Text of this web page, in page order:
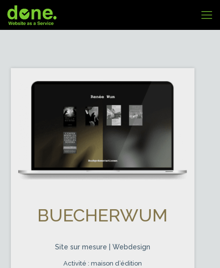
BUECHERWUM
Site sur mesure | Webdesign
Activité : maison d’édition